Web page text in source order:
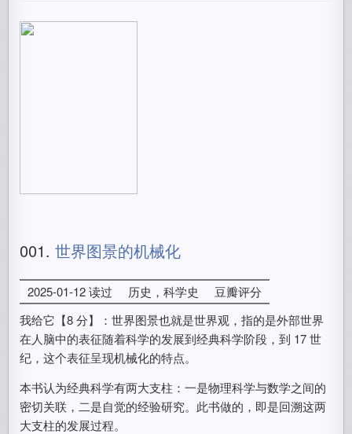
001.世界图景的机械化
2025-01-12 读过 历史，科学史
豆瓣评分
我给它【8 分】：世界图景也就是世界观，指的是外部世界
在人脑中的表征随着科学的发展到经典科学阶段，到 17 世
纪，这个表征呈现机械化的特点。
本书认为经典科学有两大支柱：一是物理科学与数学之间的
密切关联，二是自觉的经验研究。此书做的，即是回溯这两
大支柱的发展过程。